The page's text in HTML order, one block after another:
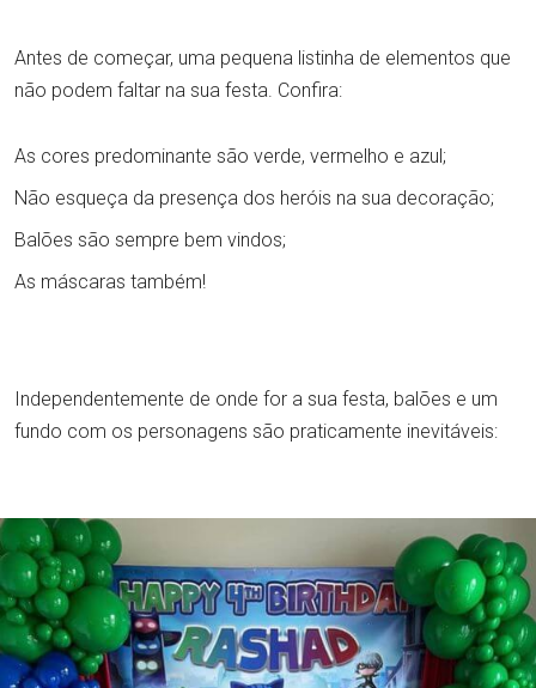
Antes de começar, uma pequena listinha de elementos que
não podem faltar na sua festa. Confira:
As cores predominante são verde, vermelho e azul;
Não esqueça da presença dos heróis na sua decoração;
Balões são sempre bem vindos;
As máscaras também!
Independentemente de onde for a sua festa, balões e um
fundo com os personagens são praticamente inevitáveis: